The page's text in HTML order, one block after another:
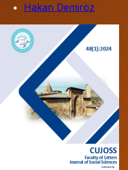
Hakan Demiröz